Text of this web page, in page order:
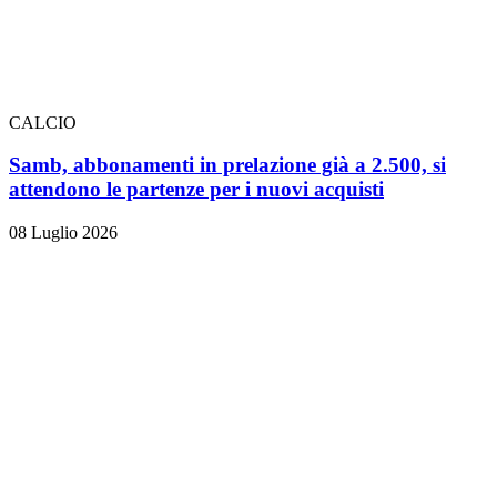
CALCIO
Samb, abbonamenti in prelazione già a 2.500, si
attendono le partenze per i nuovi acquisti
08 Luglio 2026